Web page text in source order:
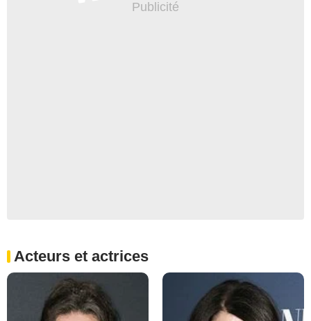
Acteurs et actrices